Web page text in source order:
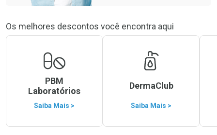
Os melhores descontos você encontra aqui
PBM
Laboratórios
Saiba Mais >
DermaClub
Saiba Mais >